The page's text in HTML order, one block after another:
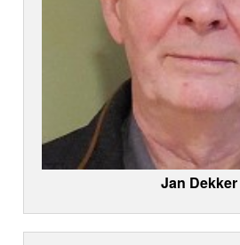
Jan Dekker